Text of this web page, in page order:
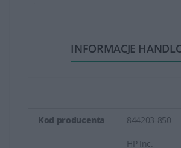
INFORMACJE
Kod producenta 844203-850
HP Inc.